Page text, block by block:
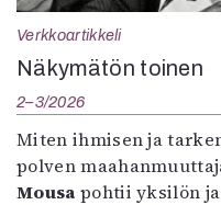
Verkkoartikkeli
Näkymätön toinen
2–3/2026
Miten ihmisen ja
polven
Mousa pohtii yksilön